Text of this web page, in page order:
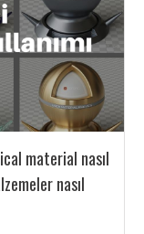
material nasıl
nasıl